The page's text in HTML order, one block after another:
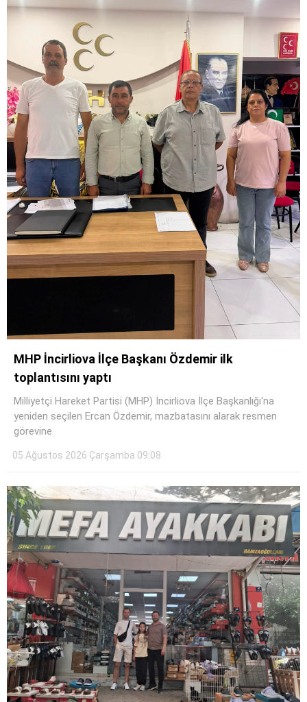
MHP İncirliova İlçe Başkanı Özdemir ilk
toplantısını yaptı
Milliyetçi Hareket Partisi (MHP) İncirliova İlçe Başkanlığı'na
yeniden seçilen Ercan Özdemir, mazbatasını alarak resmen
görevine
05 Ağustos 2026 Çarşamba 09:08